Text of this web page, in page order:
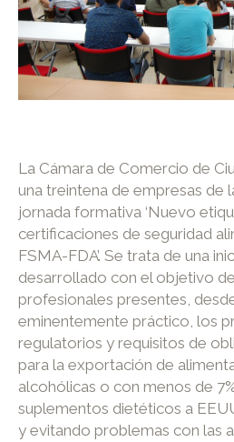
La Cámara de Comercio de
una treintena de empresas de
jornada formativa ‘Nuevo
certificaciones de seguridad
FSMA-FDA’. Se trata de una
desarrollado con el objetivo
profesionales presentes,
eminentemente práctico, los
regulatorios y requisitos de
para la exportación de
alcohólicas o con menos de
suplementos dietéticos a
y evitando problemas con las